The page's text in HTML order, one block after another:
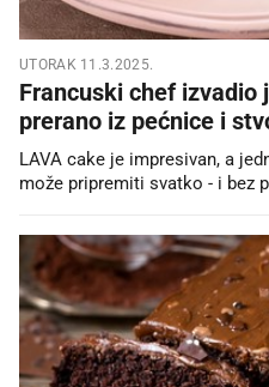
UTORAK 11.3.2025.
Francuski chef
prerano iz pećnice i
LAVA cake je impresivan, a
može pripremiti svatko - i bez